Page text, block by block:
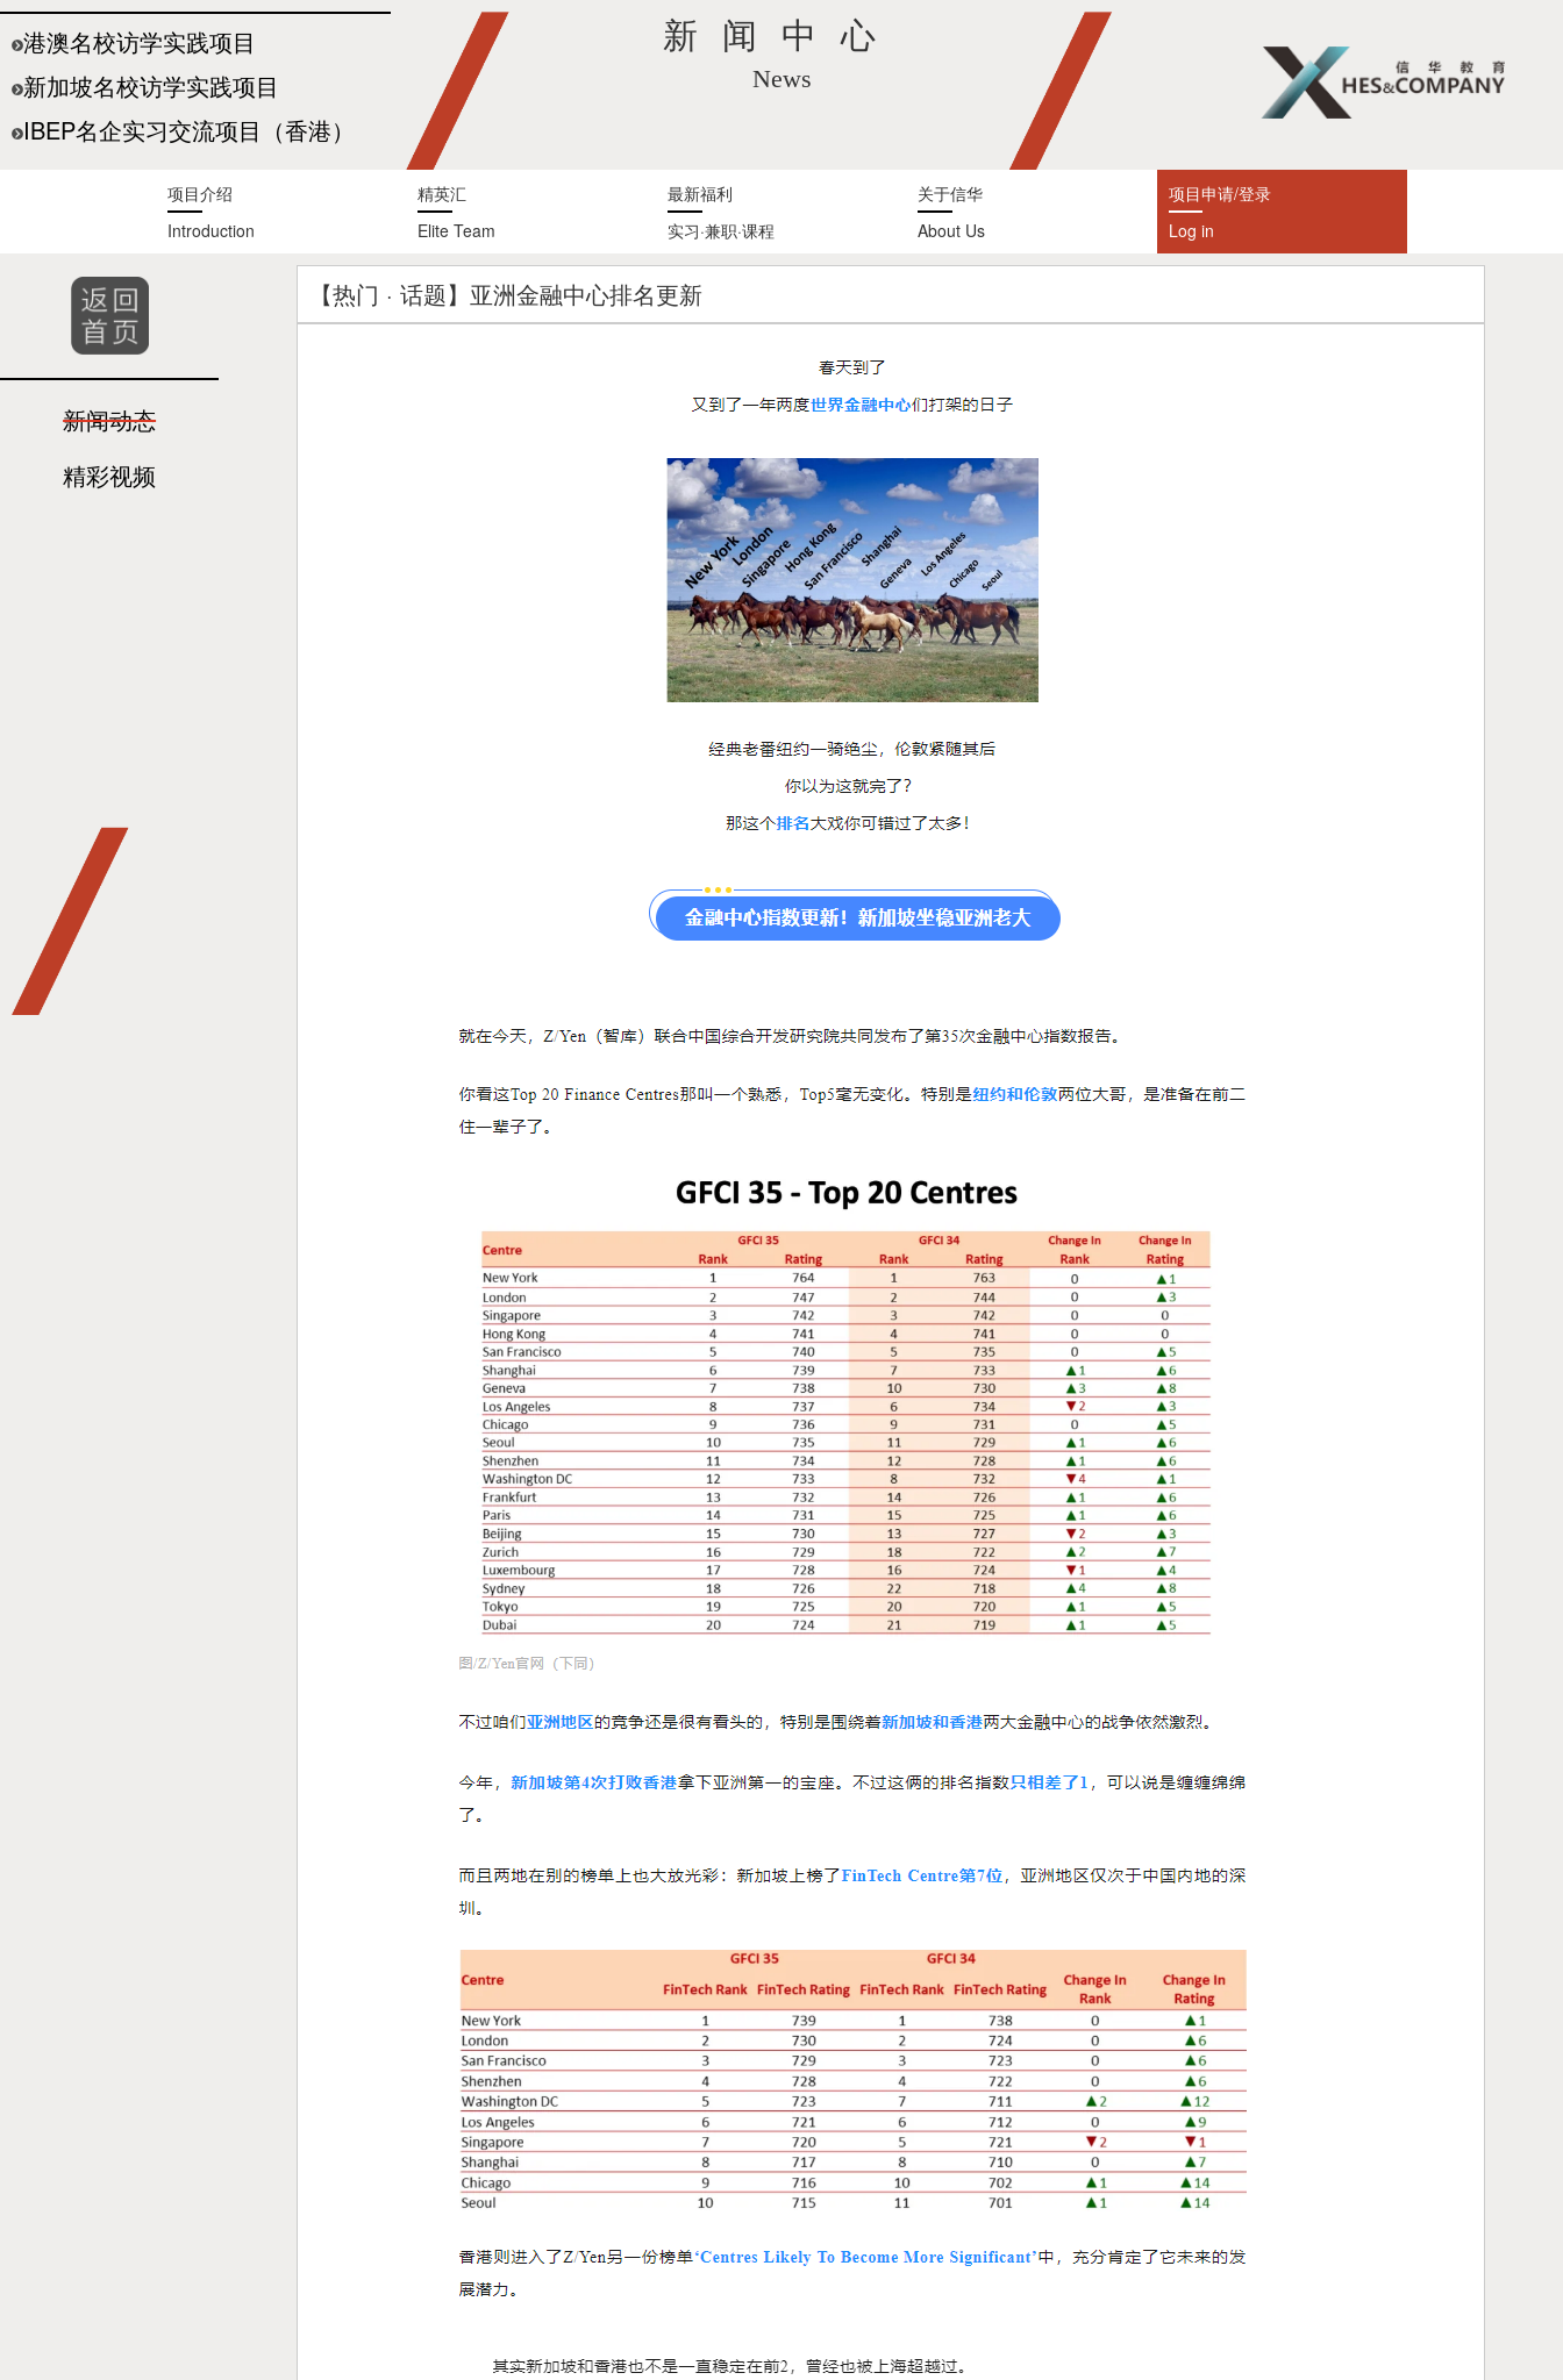
港澳名校访学实践项目
新加坡名校访学实践项目
IBEP名企实习交流项目（香港）
新闻中心
News
项目介绍
Introduction
精英汇
Elite Team
最新福利
实习·兼职·课程
关于信华
About Us
项目申请/登录
Log in
新闻动态
精彩视频
【热门 · 话题】亚洲金融中心排名更新